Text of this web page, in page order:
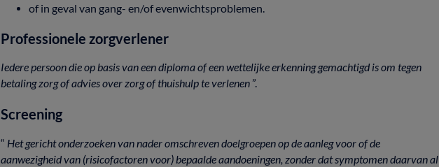
ofin gevalvan gang-en/ofevenwichtsproblemen.
Professionelezorgverlener
Iederepersoondieopbasisvaneendiplomaofeenwettelijkeerkenninggemachtigd isom tegen
betalingzorgofadviesoverzorgofthuishulp teverlenen ”.
Screening
“ Hetgerichtonderzoekenvannaderomschrevendoelgroepenopdeaanlegvoorofde
aanwezigheidvan (risicofactorenvoor)bepaaldeaandoeningen,zonderdatsymptomendaarvanal